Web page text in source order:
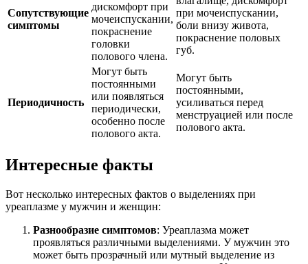
Сопутствующие
симптомы
дискомфорт при
мочеиспускании,
покраснение
головки
полового члена.
при мочеиспускании,
боли внизу живота,
покраснение половых
губ.
Периодичность
Могут быть
постоянными
или появляться
периодически,
особенно после
полового акта.
Могут быть
постоянными,
усиливаться перед
менструацией или после
полового акта.
Интересные факты
Вот несколько интересных фактов о выделениях при
уреаплазме у мужчин и женщин:
Разнообразие симптомов: Уреаплазма может
проявляться различными выделениями. У мужчин это
может быть прозрачный или мутный выделение из